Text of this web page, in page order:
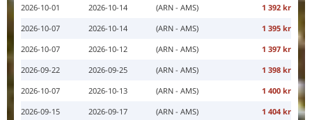
2026-10-01
2026-10-14 (ARN - AMS)
1 392 kr
2026-10-07
2026-10-14 (ARN - AMS)
1 395 kr
2026-10-07
2026-10-12 (ARN - AMS)
1 397 kr
2026-09-22
2026-09-25 (ARN - AMS)
1 398 kr
2026-10-07
2026-10-13 (ARN - AMS)
1 400 kr
2026-09-15
2026-09-17 (ARN - AMS)
1 404 kr